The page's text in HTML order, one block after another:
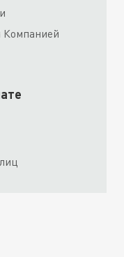
Компанией